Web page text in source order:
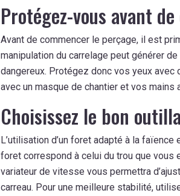
Protégez-vous avant
Avant de commencer le perçage, il est
manipulation du carrelage peut générer
dangereux. Protégez donc vos yeux
avec un masque de chantier et vos mains
Choisissez le bon
L’utilisation d’un foret adapté à la
foret correspond à celui du trou que vous
variateur de vitesse vous permettra
carreau. Pour une meilleure stabilité,